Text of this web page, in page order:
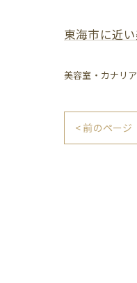
東海市に近
美容室・カナリ
< 前のページ